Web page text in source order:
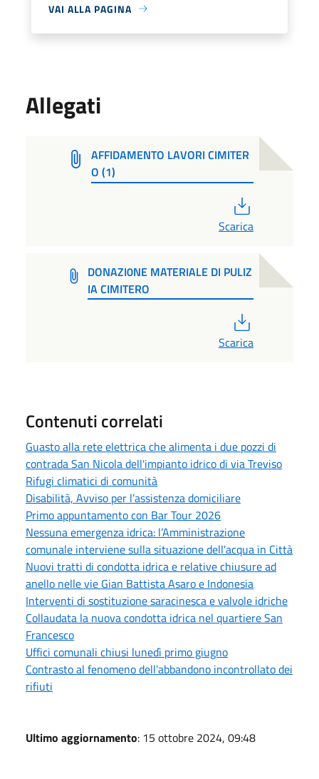
VAI ALLA PAGINA
Allegati
AFFIDAMENTO LAVORI CIMITER
O (1)
Scarica
DONAZI0NE MATERIALE DI PULIZ
IA CIMITERO
Scarica
Contenuti correlati
Guasto alla rete elettrica che alimenta i due pozzi di
contrada San Nicola dell'impianto idrico di via Treviso
Rifugi climatici di comunità
Disabilità, Avviso per l’assistenza domiciliare
Primo appuntamento con Bar Tour 2026
Nessuna emergenza idrica: l’Amministrazione
comunale interviene sulla situazione dell'acqua in Città
Nuovi tratti di condotta idrica e relative chiusure ad
anello nelle vie Gian Battista Asaro e Indonesia
Interventi di sostituzione saracinesca e valvole idriche
Collaudata la nuova condotta idrica nel quartiere San
Francesco
Uffici comunali chiusi lunedì primo giugno
Contrasto al fenomeno dell'abbandono incontrollato dei
rifiuti
Ultimo aggiornamento: 15 ottobre 2024, 09:48